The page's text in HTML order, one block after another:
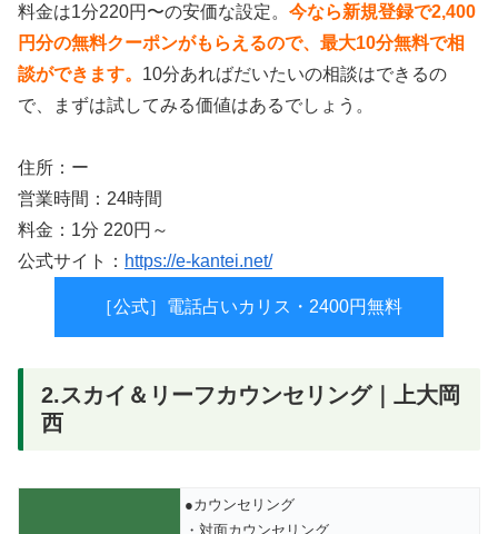
料金は1分220円〜の安価な設定。 今なら新規登録で2,400
円分の無料クーポンがもらえるので、最大10分無料で相
談ができます。 10分あればだいたいの相談はできるの
で、まずは試してみる価値はあるでしょう。
住所：ー
営業時間：24時間
料金：1分 220円～
公式サイト： https://e-kantei.net/
［公式］電話占いカリス・2400円無料
2.​スカイ＆リーフカウンセリング｜上大岡
西
●カウンセリング
・対面カウンセリング